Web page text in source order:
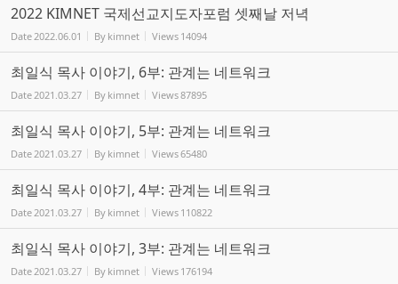
2022 KIMNET 국제선교지도자포럼 셋째날 저녁
Date 2022.06.01 By kimnet Views 14094
최일식 목사 이야기, 6부: 관계는 네트워크
Date 2021.03.27 By kimnet Views87895
최일식 목사 이야기, 5부: 관계는 네트워크
Date 2021.03.27 By kimnet Views65480
최일식 목사 이야기, 4부: 관계는 네트워크
Date 2021.03.27 By kimnet Views 110822
최일식 목사 이야기, 3부: 관계는 네트워크
Date 2021.03.27 By kimnet Views 176194